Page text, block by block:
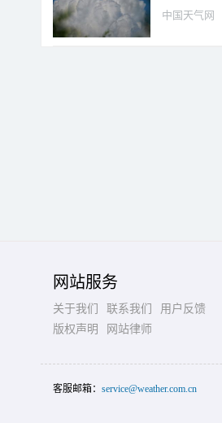
中国天气网
网站服务
关于我们 联系我们
用户反馈
版权声明
网站律师
客服邮箱： service@weather.com.cn